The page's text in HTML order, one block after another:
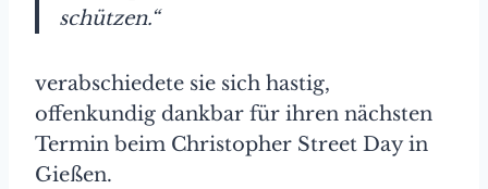
schützen.“
verabschiedete sie sich hastig,
offenkundig dankbar für ihren nächsten
Termin beim Christopher Street Day in
Gießen.